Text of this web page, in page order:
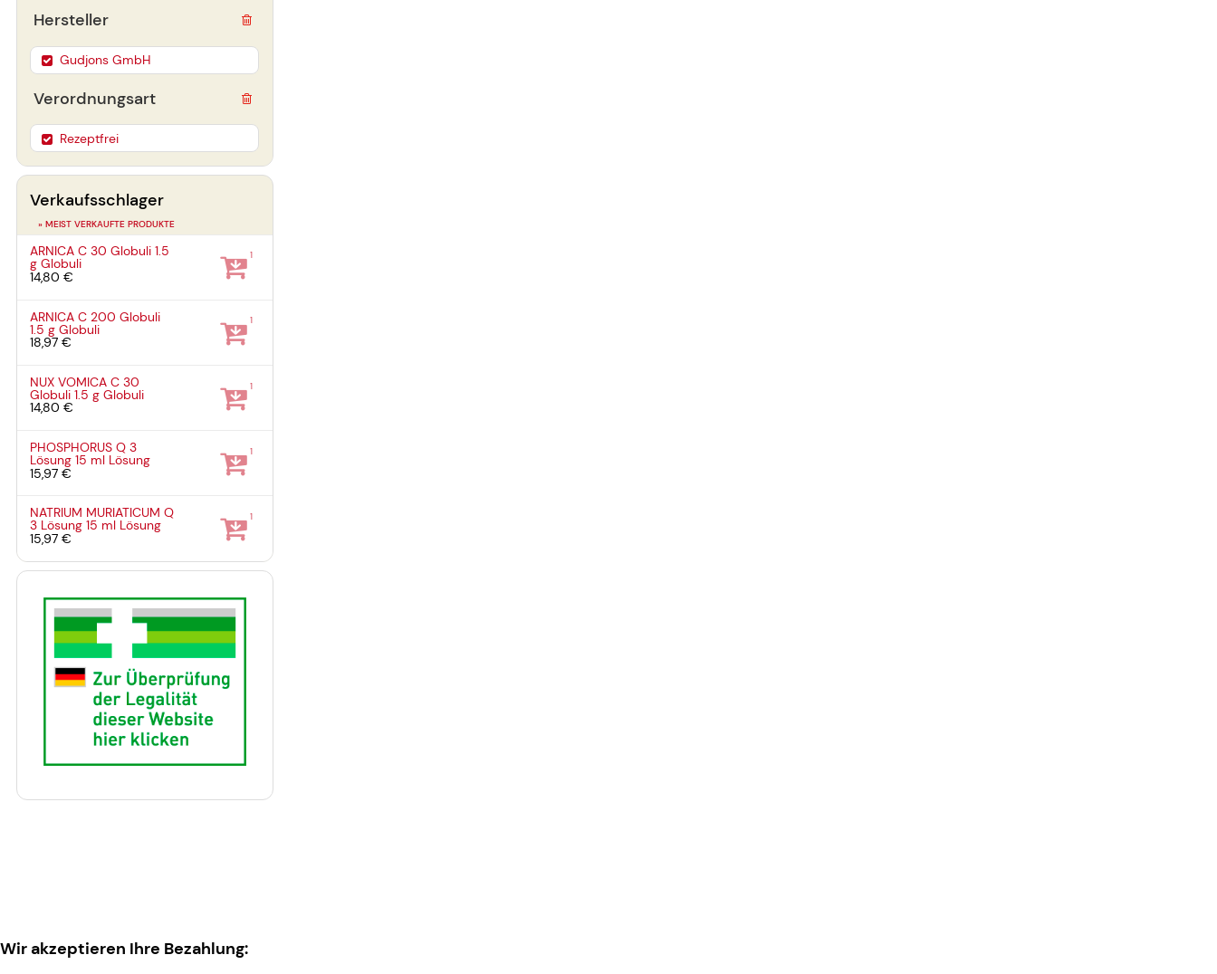
Hersteller
Gudjons GmbH
Verordnungsart
Rezeptfrei
Verkaufsschlager
» MEIST VERKAUFTE PRODUKTE
ARNICA C 30 Globuli1.5
gGlobuli
14,80 €
1
ARNICA C 200 Globuli
1.5 gGlobuli
18,97 €
1
NUX VOMICA C 30
Globuli1.5 gGlobuli
14,80 €
1
PHOSPHORUS Q 3
Lösung15 ml Lösung
15,97 €
1
NATRIUM MURIATICUM Q
3 Lösung15 ml Lösung
15,97 €
1
Wir akzeptieren Ihre Bezahlung: